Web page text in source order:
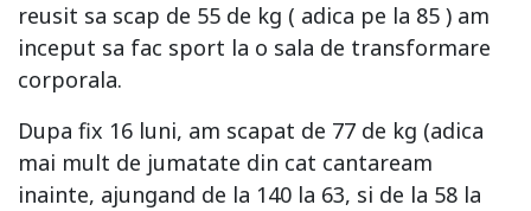
reusit sa scap de 55 de kg ( adica pe la 85 ) am
inceput sa fac sport la o sala de transformare
corporala.
Dupa fix 16 luni, am scapat de 77 de kg (adica
mai mult de jumatate din cat cantaream
inainte, ajungand de la 140 la 63, si de la 58 la